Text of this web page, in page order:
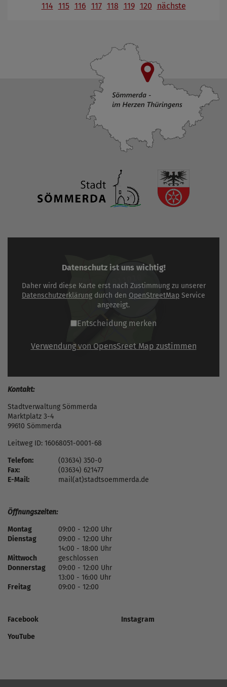
114 115 116 117 118 119 120 nächste
Datenschutz ist uns wichtig!
Daher wird diese Karte erst nach Zustimmung zu unserer
Datenschutzerklärung durch den OpenStreetMap Service
angezeigt.
Entscheidung merken
Verwendung von OpensSreet Map zustimmen
Kontakt:
Stadtverwaltung Sömmerda
Marktplatz 3-4
99610 Sömmerda
Leitweg ID: 16068051-0001-68
Telefon:
(03634) 350-0
Fax:
(03634) 621477
E-Mail:
mail(at)stadtsoemmerda.de
Öffnungszeiten:
Montag
09:00 - 12:00 Uhr
Dienstag
09:00 - 12:00 Uhr
14:00 - 18:00 Uhr
Mittwoch
geschlossen
Donnerstag
09:00 - 12:00 Uhr
13:00 - 16:00 Uhr
Freitag
09:00 - 12:00
Facebook
Instagram
YouTube